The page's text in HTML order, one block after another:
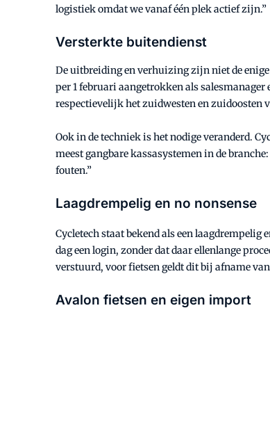
logistiek omdat we vanaf één plek actief zijn.”
Versterkte buitendienst
De uitbreiding en verhuizing zijn niet de
per 1 februari aangetrokken als salesmanager
respectievelijk het zuidwesten en zuidoosten
Ook in de techniek is het nodige veranderd.
meest gangbare kassasystemen in de
fouten.”
Laagdrempelig en no nonsense
Cycletech staat bekend als een
dag een login, zonder dat daar ellenlange
verstuurd, voor fietsen geldt dit bij afname
Avalon fietsen en eigen import